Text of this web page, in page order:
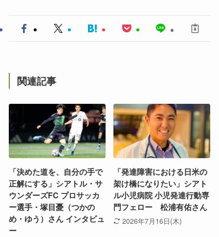
関連記事
「決めた道を、自分の手で
正解にする」シアトル・サ
ウンダーズFC プロサッカ
ー選手・塚目憂（つかの
め・ゆう）さん インタビュ
ー
「発達障害における日米の
架け橋になりたい」シアト
ル小児病院 小児発達行動専
門フェロー 松浦有佑さん
2026年7月16日(木)